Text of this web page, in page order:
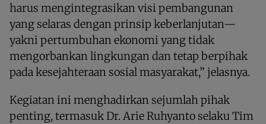
harus mengintegrasikan visi pembangunan
yang selaras dengan prinsip keberlanjutan—
yakni pertumbuhan ekonomi yang tidak
mengorbankan lingkungan dan tetap berpihak
pada kesejahteraan sosial masyarakat,” jelasnya.
Kegiatan ini menghadirkan sejumlah pihak
penting, termasuk Dr. Arie Ruhyanto selaku Tim